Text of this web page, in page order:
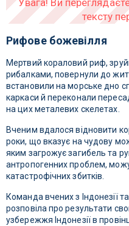
Рифове божевілля
Мертвий кораловий риф,
рибалками, повернули до
встановили на морське дно
каркаси й переконали
на цих металевих скелетах.
Вченим вдалося відновити
роки, що вказує на чудову
яким загрожує загибель та
антропогенних проблем,
катастрофічних збитків.
Команда вчених з Індонезії
розповіла про результати
узбережжя Індонезії в